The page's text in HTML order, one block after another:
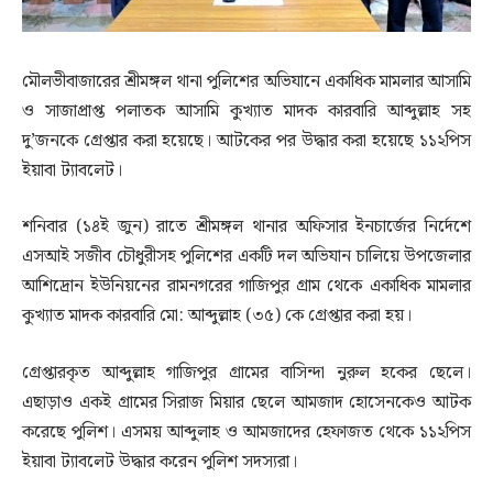
মৌলভীবাজারের শ্রীমঙ্গল থানা পুলিশের অভিযানে একাধিক মামলার আসামি
ও সাজাপ্রাপ্ত পলাতক আসামি কুখ্যাত মাদক কারবারি আব্দুল্লাহ সহ
দু’জনকে গ্রেপ্তার করা হয়েছে। আটকের পর উদ্ধার করা হয়েছে ১১২পিস
ইয়াবা ট্যাবলেট।
শনিবার (১৪ই জুন) রাতে শ্রীমঙ্গল থানার অফিসার ইনচার্জের নির্দেশে
এসআই সজীব চৌধুরীসহ পুলিশের একটি দল অভিযান চালিয়ে উপজেলার
আশিদ্রোন ইউনিয়নের রামনগরের গাজিপুর গ্রাম থেকে একাধিক মামলার
কুখ্যাত মাদক কারবারি মো: আব্দুল্লাহ (৩৫) কে গ্রেপ্তার করা হয়।
গ্রেপ্তারকৃত আব্দুল্লাহ গাজিপুর গ্রামের বাসিন্দা নুরুল হকের ছেলে।
এছাড়াও একই গ্রামের সিরাজ মিয়ার ছেলে আমজাদ হোসেনকেও আটক
করেছে পুলিশ। এসময় আব্দুলাহ ও আমজাদের হেফাজত থেকে ১১২পিস
ইয়াবা ট্যাবলেট উদ্ধার করেন পুলিশ সদস্যরা।